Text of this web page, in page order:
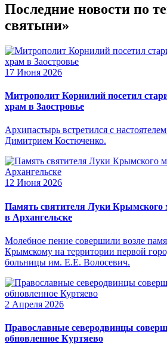
Последние новости по
святыни»
17 Июня 2026
Митрополит Корнилий посетил
храм в Заостровье
Архипастырь встретился с
Димитрием Костюченко.
12 Июня 2026
Память святителя Луки Крымского
в Архангельске
Молебное пение совершили возле
Крымскому на территории первой
больницы им. Е.Е. Волосевич.
2 Апреля 2026
Православные северодвинцы
обновленное Куртяево